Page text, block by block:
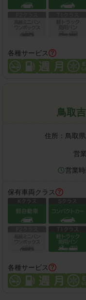
各種サービス
鳥取
住所： 鳥取
営
営業
保有車両クラス
各種サービス